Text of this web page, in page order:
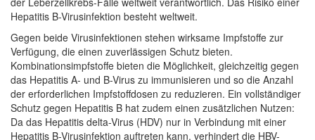
Hepatitis B-Virusinfektion besteht weltweit.
Gegen beide Virusinfektionen stehen wirksame Impfstoffe zur
Verfügung, die einen zuverlässigen Schutz bieten.
Kombinationsimpfstoffe bieten die Möglichkeit, gleichzeitig gegen
das Hepatitis A- und B-Virus zu immunisieren und so die Anzahl
der erforderlichen Impfstoffdosen zu reduzieren. Ein vollständiger
Schutz gegen Hepatitis B hat zudem einen zusätzlichen Nutzen:
Da das Hepatitis delta-Virus (HDV) nur in Verbindung mit einer
Hepatitis B-Virusinfektion auftreten kann, verhindert die HBV-